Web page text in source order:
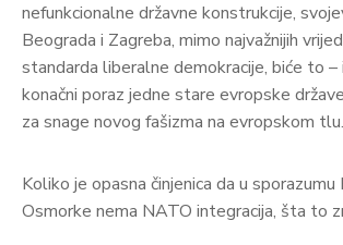
nefunkcionalne državne konstrukcije,
Beograda i Zagreba, mimo najvažnijih
standarda liberalne demokracije, biće to
konačni poraz jedne stare evropske
za snage novog fašizma na evropskom tlu.
Koliko je opasna činjenica da u
Osmorke nema NATO integracija, šta to